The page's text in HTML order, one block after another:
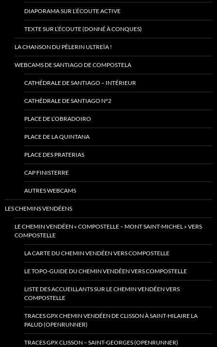
DIAPORAMA SUR L’ÉCOUTE ACTIVE
TEXTE SUR L’ÉCOUTE (DONNÉ À CONQUES)
LA CHANSON DU PÈLERIN ULTREÏA !
WEBCAMS DE SANTIAGO DE COMPOSTELA
CATHÉDRALE DE SANTIAGO – INTÉRIEUR
CATHÉDRALE DE SANTIAGO N°2
PLACE DE L’OBRADOIRO
PLACE DE LA QUINTANA
PLACE DES PRATERIAS
CAP FINISTERRE
AUTRES WEBCAMS
LES CHEMINS VENDÉENS
LE CHEMIN VENDÉEN « COMPOSTELLE – MONT SAINT-MICHEL » VERS
COMPOSTELLE
LA CARTE DU CHEMIN VENDÉEN VERS COMPOSTELLE
LE TOPO-GUIDE DU CHEMIN VENDÉEN VERS COMPOSTELLE
LISTE DES ACCUEILLANTS SUR LE CHEMIN VENDÉEN VERS
COMPOSTELLE
TRACES GPX CHEMIN VENDÉEN DE CLISSON À SAINT-HILAIRE LA
PALUD (OPENRUNNER)
TRACES GPX CLISSON – SAINT-GEORGES (OPENRUNNER)